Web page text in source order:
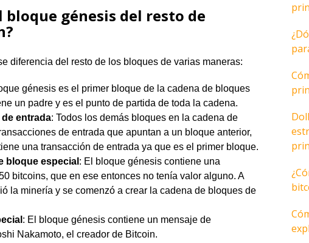
bloque génesis del resto de
diferencia del resto de los bloques de varias maneras:
génesis es el primer bloque de la cadena de bloques
un padre y es el punto de partida de toda la cadena.
entrada: Todos los demás bloques en la cadena de
de entrada que apuntan a un bloque anterior,
una transacción de entrada ya que es el primer bloque.
bloque especial : El bloque génesis contiene una
bitcoins, que en ese entonces no tenía valor alguno. A
la minería y se comenzó a crear la cadena de bloques de
: El bloque génesis contiene un mensaje de
Nakamoto, el creador de Bitcoin.